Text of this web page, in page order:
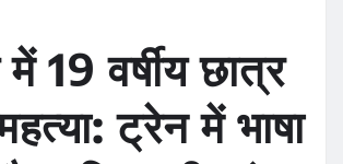
19 वर्षीय छात्र
ट्रेन में भाषा